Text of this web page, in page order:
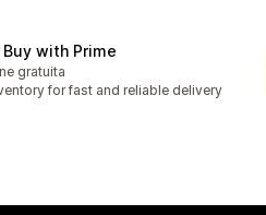
Buy with Prime
gratuita
for fast and reliable delivery